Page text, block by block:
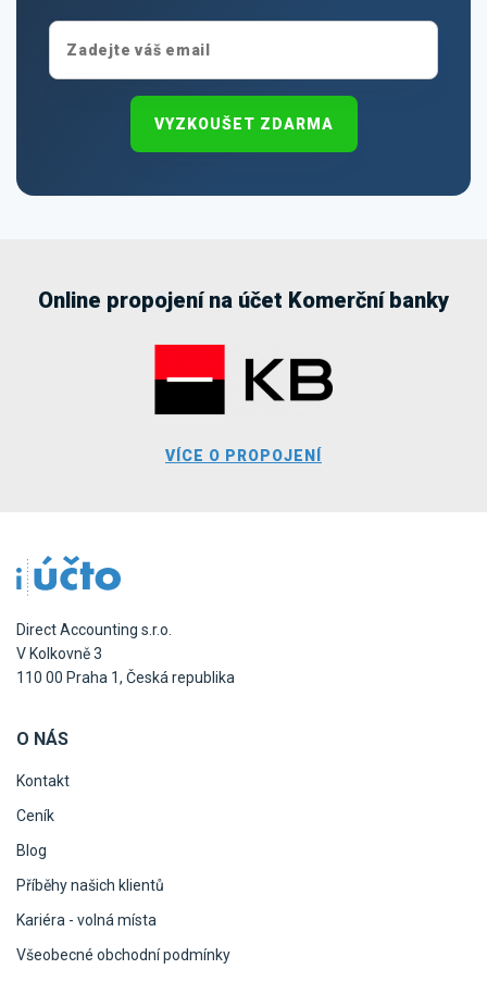
VYZKOUŠET ZDARMA
Online propojení na účet Komerční banky
VÍCE O PROPOJENÍ
Direct Accounting s.r.o.
V Kolkovně 3
110 00 Praha 1, Česká republika
O NÁS
Kontakt
Ceník
Blog
Příběhy našich klientů
Kariéra - volná místa
Všeobecné obchodní podmínky